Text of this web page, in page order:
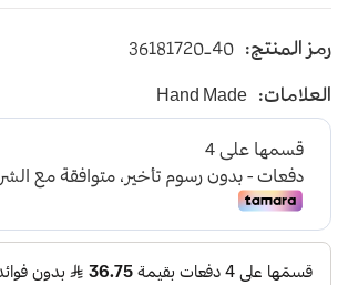
يأتي بأرضية متوسطة الإرتفاع باللون الكلحي
و طبقة اسفنجية عالية الجودة لتعطي شعور
ومقاومة الإنزلاق و التآكل
رمز المنتج: 36181720-40
العلامات: Hand Made